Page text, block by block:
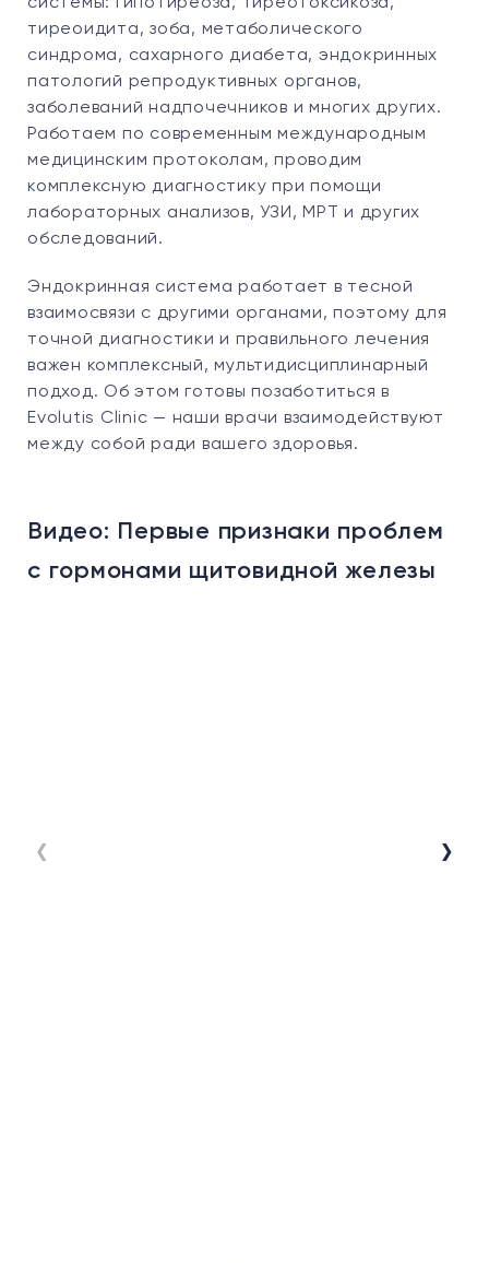
тиреоидита, зоба, метаболического
синдрома, сахарного диабета, эндокринных
патологий репродуктивных органов,
заболеваний надпочечников и многих других.
Работаем по современным международным
медицинским протоколам, проводим
комплексную диагностику при помощи
лабораторных анализов, УЗИ, МРТ и других
обследований.
Эндокринная система работает в тесной
взаимосвязи с другими органами, поэтому для
точной диагностики и правильного лечения
важен комплексный, мультидисциплинарный
подход. Об этом готовы позаботиться в
Evolutis Clinic — наши врачи взаимодействуют
между собой ради вашего здоровья.
Видео: Первые признаки проблем
с гормонами щитовидной железы